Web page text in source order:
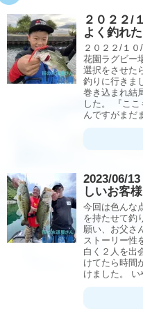
２０２２/
よく釣れ
２０２２/１
花園ラグビー
選択をさせた
釣りに行きま
巻き込まれ結
した。 『こ
んですがまだ
2023/06/
しいお客
今回は色んな
を持たせて釣
願い、お父さ
ストーリー性
白く２人を出
けてたら時間
けました。 い